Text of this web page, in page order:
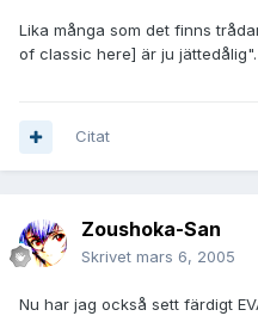
Lika många som det finns
of classic here] är ju jättedålig".
Citat
Zoushoka-San
Skrivet mars 6, 2005
Nu har jag också sett färdigt